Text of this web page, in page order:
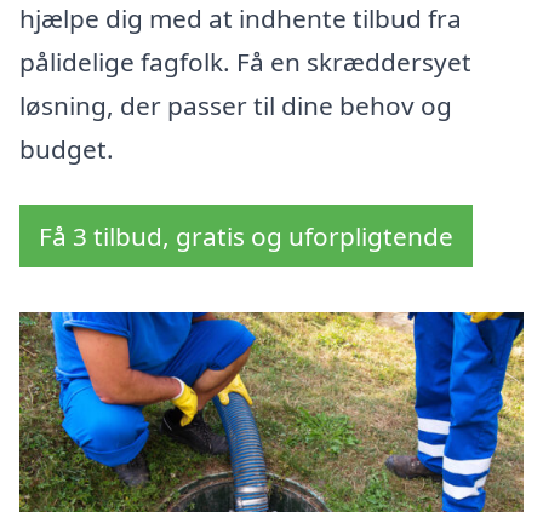
hjælpe dig med at indhente tilbud fra
pålidelige fagfolk. Få en skræddersyet
løsning, der passer til dine behov og
budget.
Få 3 tilbud, gratis og uforpligtende